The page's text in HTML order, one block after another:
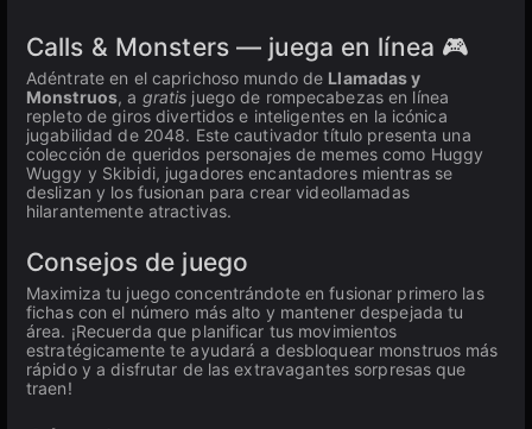
Calls & Monsters — juega en línea 🎮
Adéntrate en el caprichoso mundo de Llamadas y
Monstruos, a gratis juego de rompecabezas en línea
repleto de giros divertidos e inteligentes en la icónica
jugabilidad de 2048. Este cautivador título presenta una
colección de queridos personajes de memes como Huggy
Wuggy y Skibidi, jugadores encantadores mientras se
deslizan y los fusionan para crear videollamadas
hilarantemente atractivas.
Consejos de juego
Maximiza tu juego concentrándote en fusionar primero las
fichas con el número más alto y mantener despejada tu
área. ¡Recuerda que planificar tus movimientos
estratégicamente te ayudará a desbloquear monstruos más
rápido y a disfrutar de las extravagantes sorpresas que
traen!